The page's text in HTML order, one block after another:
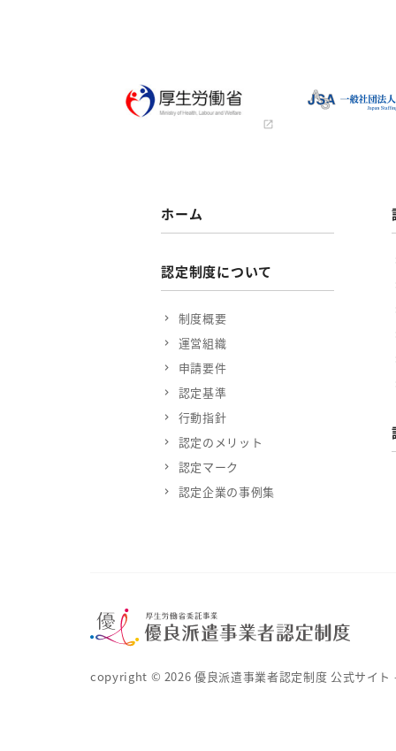
ホーム
認定制度について
制度概要
運営組織
申請要件
認定基準
行動指針
認定のメリット
認定マーク
認定企業の事例集
copyright © 2026 優良派遣事業者認定制度 公式サイ